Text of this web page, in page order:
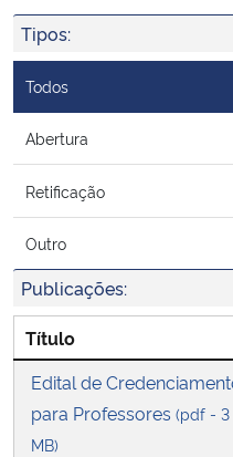
Ministério da Cidadania
Ministério da Saúde
Ministério de Minas e Energia
Ministério da Ciência, Tecnologia,
Ministério do Meio Ambiente
Ministério do Turismo
Controladoria-Geral da União
Tipos:
Todos
Abertura
Retificação
Outro
Publicações:
Título
Edital de
para Professores (pdf - 3
MB)